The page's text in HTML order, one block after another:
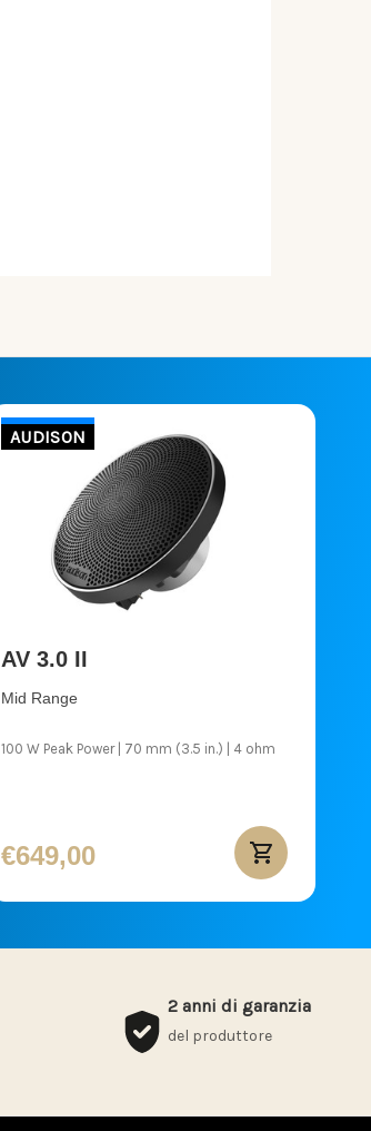
AUDISON
AV 3.0 II
Mid Range
100 W Peak Power | 70 mm (3.5 in.) | 4 ohm
€649,00
2 anni di garanzia
del produttore